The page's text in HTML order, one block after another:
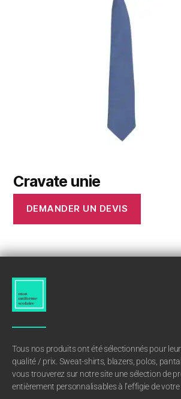
Cravate unie
DEMANDER UN DEVIS
Tous nos produits ont été sélectionnés pour
qualité / prix. Sweat-shirts, blazers, polos,
vous trouverez sur notre site une sélection de
entièrement personnalisables à l’effigie de